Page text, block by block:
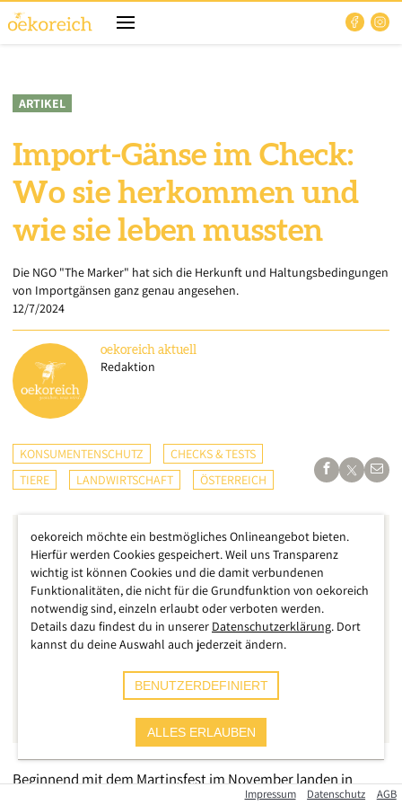
ARTIKEL
Import-Gänse im Check:
Wo sie herkommen und
wie sie leben mussten
Die NGO "The Marker" hat sich die Herkunft und Haltungsbedingungen
von Importgänsen ganz genau angesehen.
12/7/2024
oekoreich aktuell
Redaktion
KONSUMENTENSCHUTZ
CHECKS & TESTS
TIERE
LANDWIRTSCHAFT ÖSTERREICH
Beginnend mit dem Martinsfest im November landen in
Österreich massenhaft Gänse auf den Tellern. Auch zu
Impressum Datenschutz AGB
oekoreich möchte ein bestmögliches Onlineangebot bieten.
Hierfür werden Cookies gespeichert. Weil uns Transparenz
wichtig ist können Cookies und die damit verbundenen
Funktionalitäten, die nicht für die Grundfunktion von oekoreich
notwendig sind, einzeln erlaubt oder verboten werden.
Details dazu findest du in unserer Datenschutzerklärung. Dort
kannst du deine Auswahl auch jederzeit ändern.
BENUTZERDEFINIERT
ALLES ERLAUBEN